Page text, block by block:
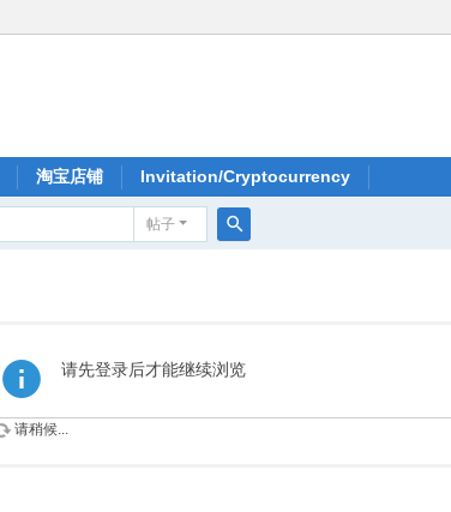
淘宝店铺 Invitation/Cryptocurrency
帖子
请先登录后才能继续浏览
请稍候...